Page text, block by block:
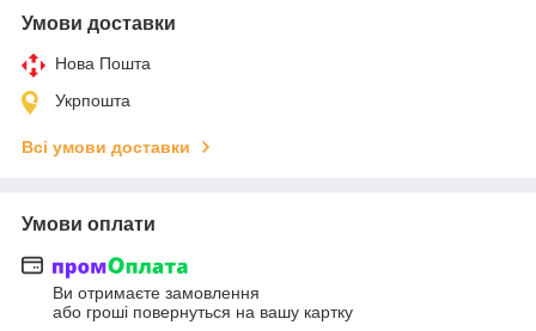
Умови доставки
Нова Пошта
Укрпошта
Всі умови доставки
Умови оплати
Ви отримаєте замовлення
або гроші повернуться на вашу картку